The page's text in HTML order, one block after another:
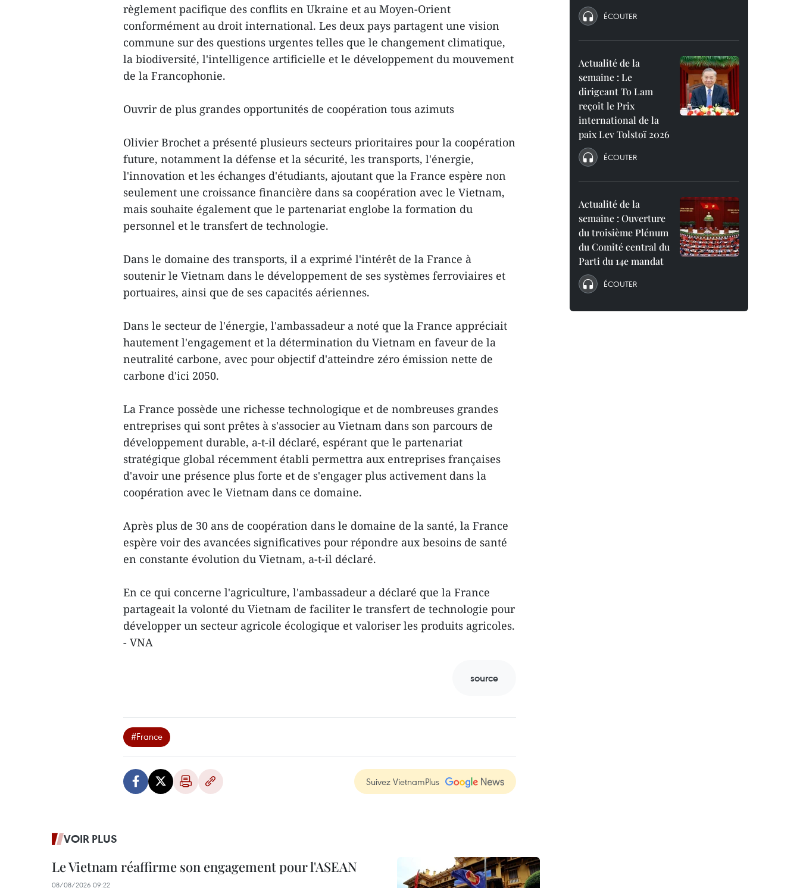
règlement pacifique des conflits en Ukraine et au Moyen-Orient
conformément au droit international. Les deux pays partagent une vision
commune sur des questions urgentes telles que le changement climatique,
la biodiversité, l'intelligence artificielle et le développement du mouvement
de la Francophonie.
Ouvrir de plus grandes opportunités de coopération tous azimuts
Olivier Brochet a présenté plusieurs secteurs prioritaires pour la coopération
future, notamment la défense et la sécurité, les transports, l'énergie,
l'innovation et les échanges d'étudiants, ajoutant que la France espère non
seulement une croissance financière dans sa coopération avec le Vietnam,
mais souhaite également que le partenariat englobe la formation du
personnel et le transfert de technologie.
Dans le domaine des transports, il a exprimé l'intérêt de la France à
soutenir le Vietnam dans le développement de ses systèmes ferroviaires et
portuaires, ainsi que de ses capacités aériennes.
Dans le secteur de l'énergie, l'ambassadeur a noté que la France appréciait
hautement l'engagement et la détermination du Vietnam en faveur de la
neutralité carbone, avec pour objectif d'atteindre zéro émission nette de
carbone d'ici 2050.
La France possède une richesse technologique et de nombreuses grandes
entreprises qui sont prêtes à s'associer au Vietnam dans son parcours de
développement durable, a-t-il déclaré, espérant que le partenariat
stratégique global récemment établi permettra aux entreprises françaises
d'avoir une présence plus forte et de s'engager plus activement dans la
coopération avec le Vietnam dans ce domaine.
Après plus de 30 ans de coopération dans le domaine de la santé, la France
espère voir des avancées significatives pour répondre aux besoins de santé
en constante évolution du Vietnam, a-t-il déclaré.
En ce qui concerne l'agriculture, l'ambassadeur a déclaré que la France
partageait la volonté du Vietnam de faciliter le transfert de technologie pour
développer un secteur agricole écologique et valoriser les produits agricoles.
- VNA
source
#France
Suivez VietnamPlus
VOIR PLUS
Le Vietnam réaffirme son engagement pour l'ASEAN
08/08/2026 09:22
ÉCOUTER
Actualité de la
semaine : Le
dirigeant To Lam
reçoit le Prix
international de la
paix Lev Tolstoï 2026
ÉCOUTER
Actualité de la
semaine : Ouverture
du troisième Plénum
du Comité central du
Parti du 14e mandat
ÉCOUTER